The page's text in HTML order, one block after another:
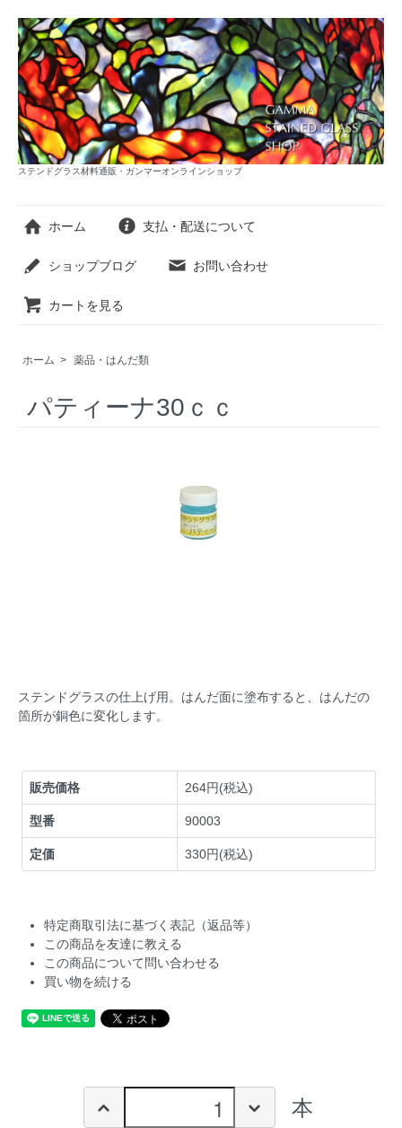
ステンドグラス材料通販・ガンマーオンラインショップ
ホーム 支払・配送について
ショップブログ お問い合わせ
カートを見る
ホーム > 薬品・はんだ類
パティーナ30ｃｃ
ステンドグラスの仕上げ用。はんだ面に塗布すると、はんだの
箇所が銅色に変化します。
販売価格 264円(税込)
型番 90003
定価 330円(税込)
特定商取引法に基づく表記（返品等）
この商品を友達に教える
この商品について問い合わせる
買い物を続ける
本